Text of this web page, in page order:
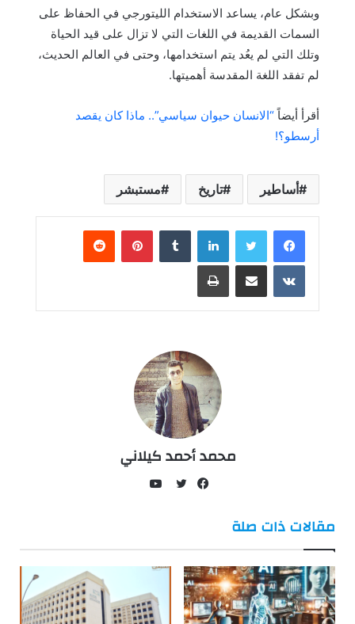
وبشكل عام، يساعد الاستخدام الليتورجي في الحفاظ على
السمات القديمة في اللغات التي لا تزال على قيد الحياة
وتلك التي لم يعُد يتم استخدامها، وحتى في العالم الحديث،
لم تفقد اللغة المقدسة أهميتها.
أقرأ أيضاً“الانسان حيوان سياسي”.. ماذا كان يقصد
أرسطو؟!
أساطير تاريخ مستبشر
لينكدإن بينتيريست
مشاركة عبر البريد طباعة
محمد أحمد كيلاني
مقالات ذات صلة